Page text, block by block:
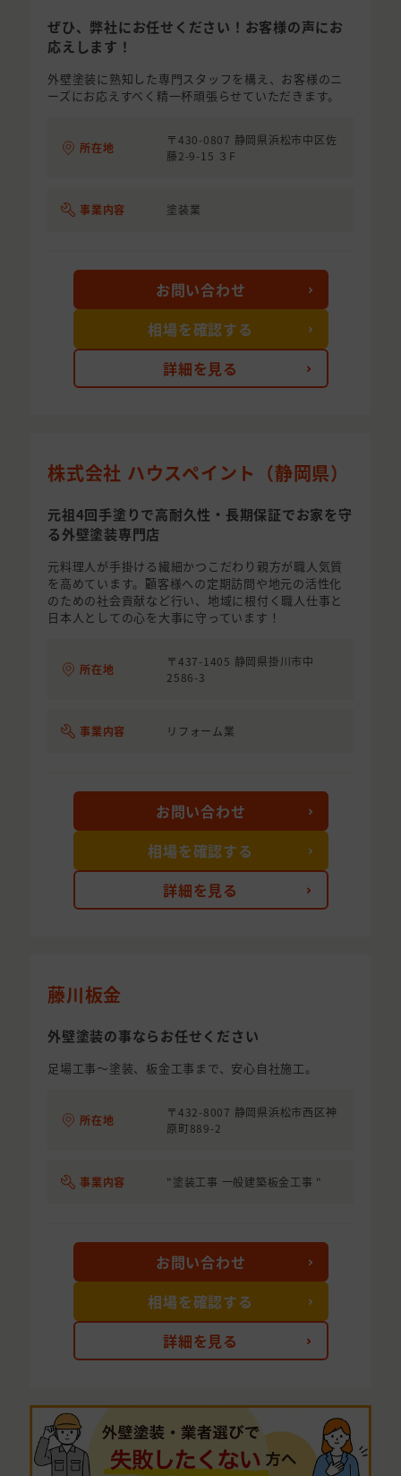
ぜひ、弊社にお任せください！お客様の声にお
応えします！
外壁塗装に熟知した専門スタッフを構え、お客様のニ
ーズにお応えすべく精一杯頑張らせていただきます。
所在地
〒430-0807 静岡県浜松市中区佐
藤2-9-15 ３F
事業内容 塗装業
詳細を見る
お問い合わせ
相場を確認する
株式会社 ハウスペイント（静岡県）
元祖4回手塗りで高耐久性・長期保証でお家を守
る外壁塗装専門店
元料理人が手掛ける繊細かつこだわり親方が職人気質
を高めています。顧客様への定期訪問や地元の活性化
のための社会貢献など行い、地域に根付く職人仕事と
日本人としての心を大事に守っています！
所在地
〒437-1405 静岡県掛川市中
2586-3
事業内容 リフォーム業
詳細を見る
お問い合わせ
相場を確認する
藤川板金
外壁塗装の事ならお任せください
足場工事～塗装、板金工事まで、安心自社施工。
所在地
〒432-8007 静岡県浜松市西区神
原町889-2
事業内容 "塗装工事 一般建築板金工事 "
詳細を見る
お問い合わせ
相場を確認する